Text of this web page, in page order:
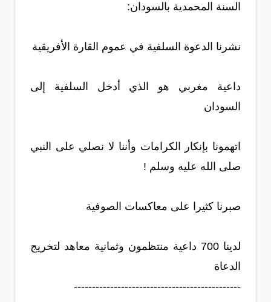
السنة المحمدية بالسودان:
نشرنا الدعوة السلفية في عموم القارة الأفريقية
داعية مغربي هو الذي أدخل السلفية إلى
السودان
اتهمونا بإنكار الكرامات وأننا لا نصلي على النبي
صلى الله عليه وسلم !
صبرنا كثيرا على معاكسات الصوفية
لدينا 700 داعية منتظمون وثمانية معاهد لتخريج
الدعاة
----------------------------------------------